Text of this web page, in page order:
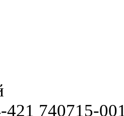
421 740715-